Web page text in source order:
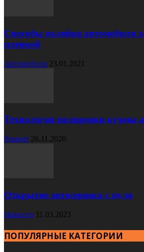
Способы оклейки автомобиля
пленкой
Автомобили 23.01.2021
Технология полировки кузова
Ремонт 26.11.2020
Открытие автосервиса с нуля
Новости 31.03.2023
ПОПУЛЯРНЫЕ КАТЕГОРИИ